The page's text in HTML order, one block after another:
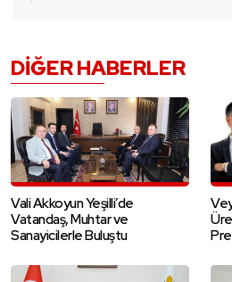
DIĞER HABERLER
Vali Akkoyun Yeşilli’de
Vatandaş, Muhtar ve
Sanayicilerle Buluştu